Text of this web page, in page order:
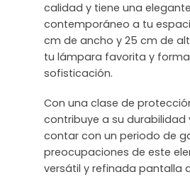
calidad y tiene una
contemporáneo a tu
cm de ancho y 25 cm de
tu lámpara favorita y
sofisticación.
Con una clase de
contribuye a su
contar con un periodo de
preocupaciones de este
versátil y refinada pantalla